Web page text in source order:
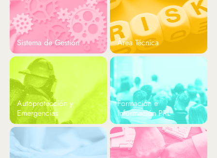
Sistema de Gestión Área Técnica
Autoprotección y
Emergencias
Formación e
Información PRL